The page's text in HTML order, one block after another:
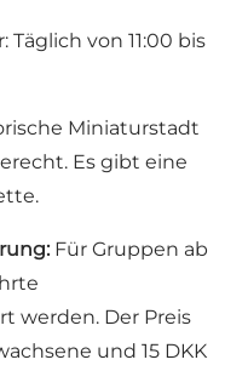
von 11:00 bis
Miniaturstadt
Es gibt eine
Für Gruppen ab
werden. Der Preis
und 15 DKK